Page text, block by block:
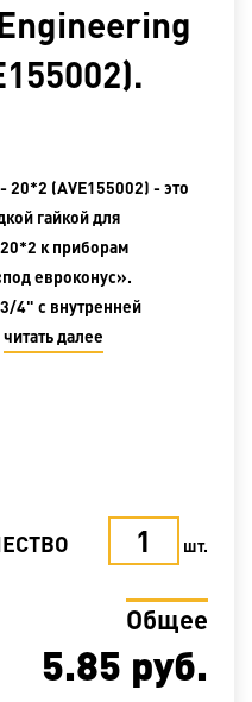
20*2 (AVE155002) - это
гайкой для
к приборам
евроконус».
4" с внутренней
читать далее
шт.
Общее
5.85 руб.